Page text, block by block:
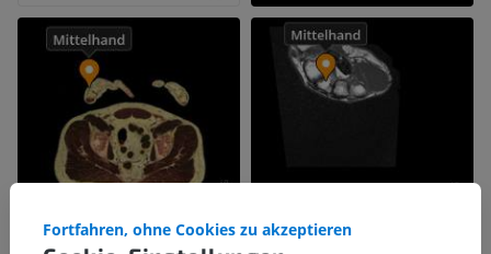
Fortfahren, ohne Cookies zu akzeptieren